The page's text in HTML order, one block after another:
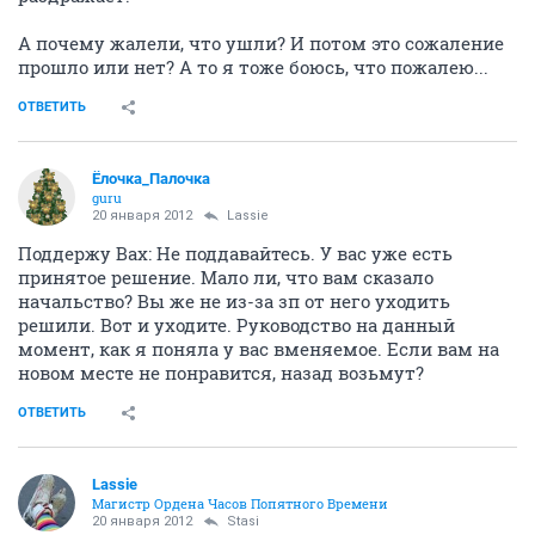
А почему жалели, что ушли? И потом это сожаление
прошло или нет? А то я тоже боюсь, что пожалею...
ОТВЕТИТЬ
Ёлочка_Палочка
guru
20 января 2012 Lassie
Поддержу Bax: Не поддавайтесь. У вас уже есть
принятое решение. Мало ли, что вам сказало
начальство? Вы же не из-за зп от него уходить
решили. Вот и уходите. Руководство на данный
момент, как я поняла у вас вменяемое. Если вам на
новом месте не понравится, назад возьмут?
ОТВЕТИТЬ
Lassie
Магистр Ордена Часов Попятного Времени
20 января 2012 Stasi